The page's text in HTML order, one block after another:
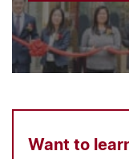
Want to